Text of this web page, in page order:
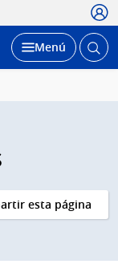
Desplegar
Menú Abrir
esta página